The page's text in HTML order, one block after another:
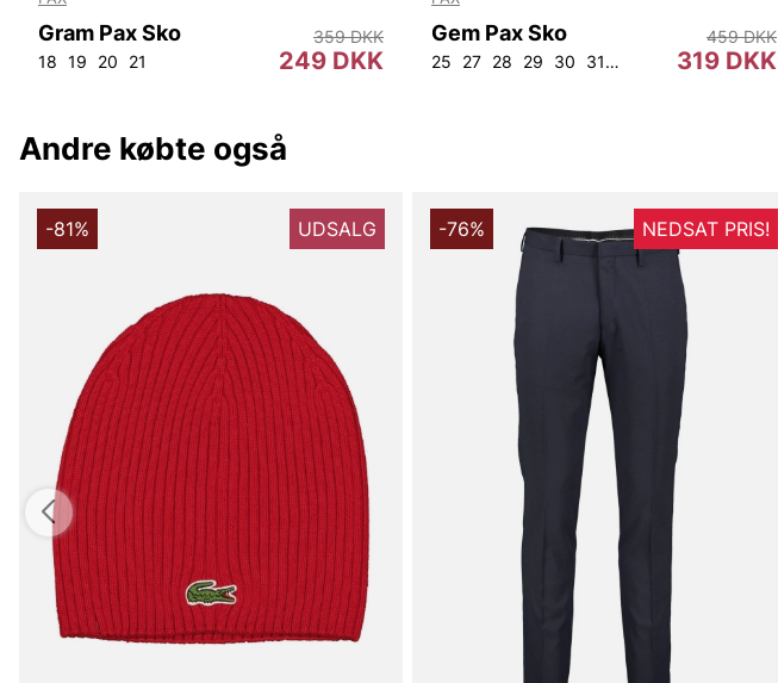
Gram Pax Sko
18 19 20 21 249 DKK
359 DKK Gem Pax Sko
25 27 28 29 30 31 32 35 22 23
319 DKK
459 DKK
Andre købte også
-81% UDSALG -76% NEDSAT PRIS!